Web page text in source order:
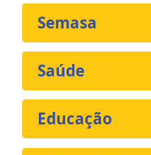
Semasa
Saúde
Educação